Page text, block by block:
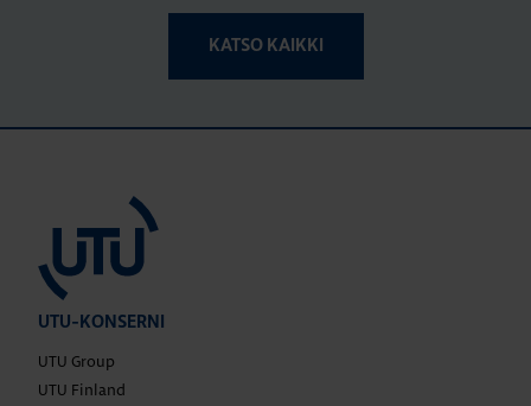
KATSO KAIKKI
UTU-KONSERNI
UTU Group
UTU Finland